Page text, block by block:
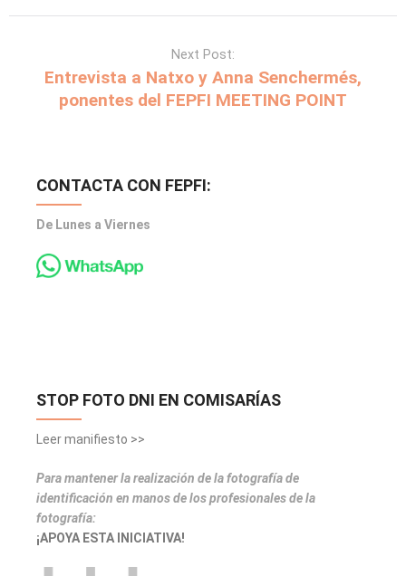
Next Post:
Entrevista a Natxo y Anna Senchermés,
ponentes del FEPFI MEETING POINT
CONTACTA CON FEPFI:
De Lunes a Viernes
STOP FOTO DNI EN COMISARÍAS
Leer manifiesto >>
Para mantener la realización de la fotografía de
identificación en manos de los profesionales de la
fotografía:
¡APOYA ESTA INICIATIVA!